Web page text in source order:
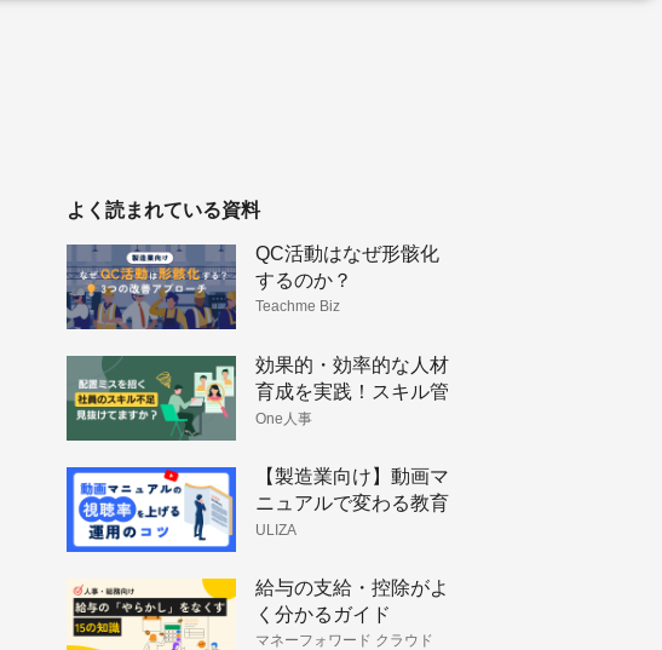
よく読まれている資料
QC活動はなぜ形骸化
するのか？
Teachme Biz
効果的・効率的な人材
育成を実践！スキル管
理のメリットと手法
One人事
【製造業向け】動画マ
ニュアルで変わる教育
体制と技術伝承
ULIZA
給与の支給・控除がよ
く分かるガイド
マネーフォワード クラウド